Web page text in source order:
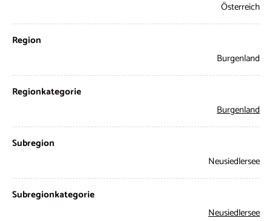
Österreich
Region
Burgenland
Regionkategorie
Burgenland
Subregion
Neusiedlersee
Subregionkategorie
Neusiedlersee